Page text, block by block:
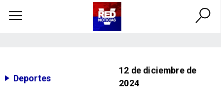
Deportes
12 de diciembre de
2024